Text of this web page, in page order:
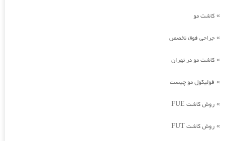
» کاشت مو
» جراحی فوق تخصص
» کاشت مو در تهران
» فولیکول مو چیست
» روش کاشت FUE
» روش کاشت FUT